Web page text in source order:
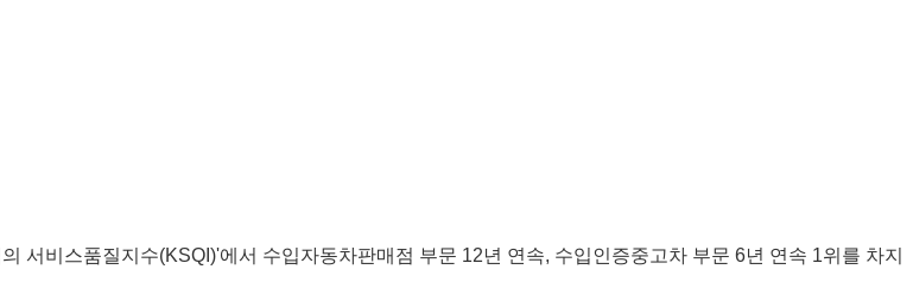
서비스품질지수(KSQI)'에서 수입자동차판매점 부문 12년 연속, 수입인증중고차 부문 6년 연속 1위를 차지